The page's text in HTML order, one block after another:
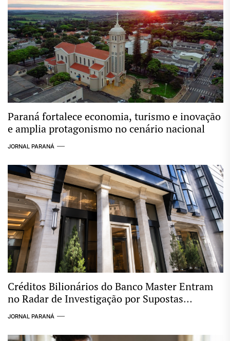
Paraná fortalece economia, turismo e inovação
e amplia protagonismo no cenário nacional
JORNAL PARANÁ
Créditos Bilionários do Banco Master Entram
no Radar de Investigação por Supostas
Ligações com Esquema Criminoso
JORNAL PARANÁ